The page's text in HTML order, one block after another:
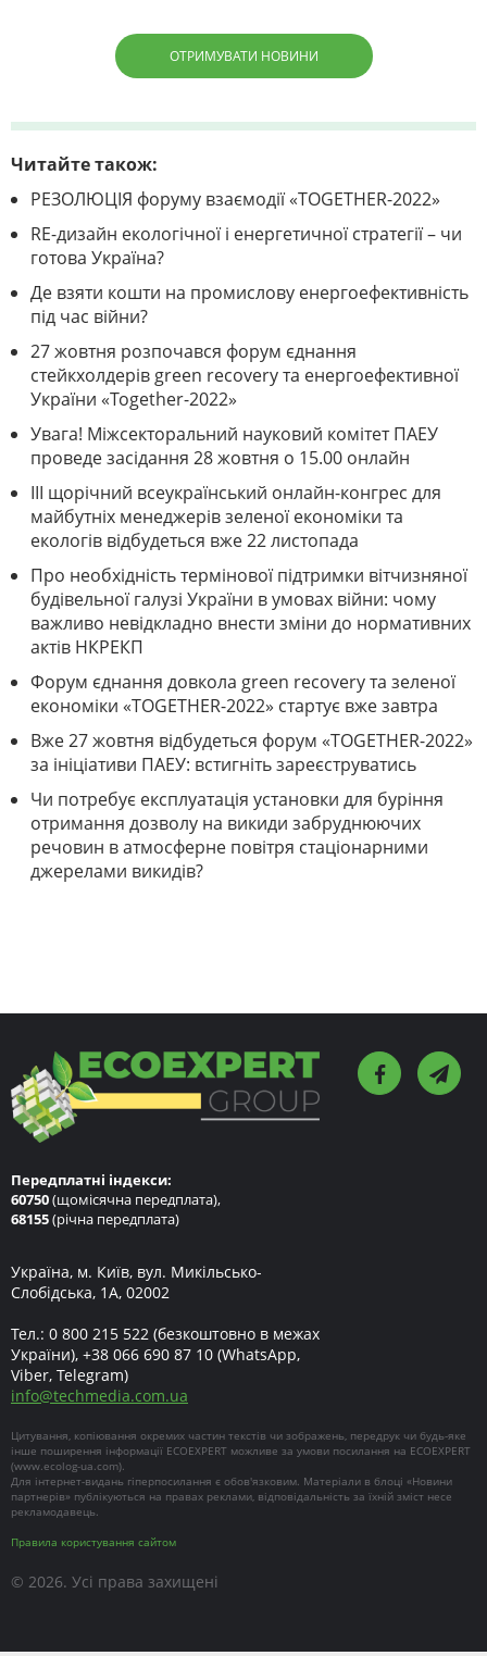
ОТРИМУВАТИ НОВИНИ
Читайте також:
РЕЗОЛЮЦІЯ форуму взаємодії «TOGETHER-2022»
RE-дизайн екологічної і енергетичної стратегії – чи
готова Україна?
Де взяти кошти на промислову енергоефективність
під час війни?
27 жовтня розпочався форум єднання
стейкхолдерів green recovery та енергоефективної
України «Together-2022»
Увага! Міжсекторальний науковий комітет ПАЕУ
проведе засідання 28 жовтня о 15.00 онлайн
III щорічний всеукраїнський онлайн-конгрес для
майбутніх менеджерів зеленої економіки та
екологів відбудеться вже 22 листопада
Про необхідність термінової підтримки вітчизняної
будівельної галузі України в умовах війни: чому
важливо невідкладно внести зміни до нормативних
актів НКРЕКП
Форум єднання довкола green recovery та зеленої
економіки «TOGETHER-2022» стартує вже завтра
Вже 27 жовтня відбудеться форум «TOGETHER-2022»
за ініціативи ПАЕУ: встигніть зареєструватись
Чи потребує експлуатація установки для буріння
отримання дозволу на викиди забруднюючих
речовин в атмосферне повітря стаціонарними
джерелами викидів?
Передплатні індекси:
60750(щомісячна передплата),
68155(річна передплата)
Україна, м. Київ, вул. Микільсько-
Слобідська, 1А, 02002
Тел.: 0 800 215 522 (безкоштовно в межах
України), +38 066 690 87 10 (WhatsApp,
Viber, Telegram)
info@techmedia.com.ua
Цитування, копіювання окремих частин текстів чи зображень, передрук чи будь-яке
інше поширення інформації ECOEXPERT можливе за умови посилання на ECOEXPERT
(www.ecolog-ua.com).
Для інтернет-видань гіперпосилання є обов'язковим. Матеріали в блоці «Новини
партнерів» публікуються на правах реклами, відповідальність за їхній зміст несе
рекламодавець.
Правила користування сайтом
© 2026. Усі права захищені